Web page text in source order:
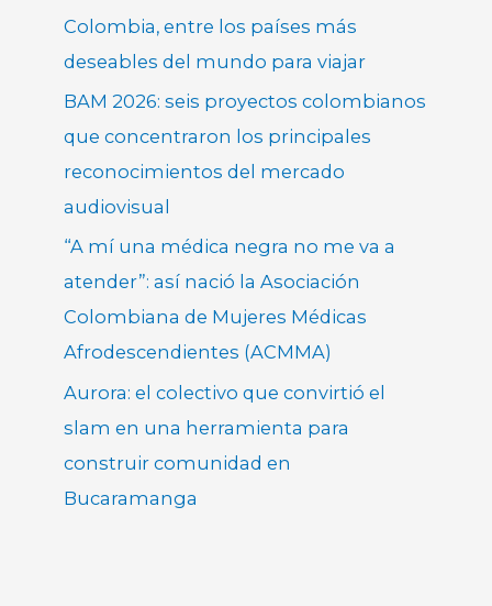
Colombia, entre los países más
deseables del mundo para viajar
BAM 2026: seis proyectos colombianos
que concentraron los principales
reconocimientos del mercado
audiovisual
“A mí una médica negra no me va a
atender”: así nació la Asociación
Colombiana de Mujeres Médicas
Afrodescendientes (ACMMA)
Aurora: el colectivo que convirtió el
slam en una herramienta para
construir comunidad en
Bucaramanga